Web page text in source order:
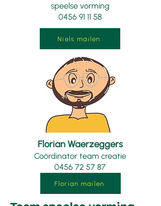
speelse vorming
0456 91 11 58
Niels mailen
Florian Waerzeggers
Coördinator team creatie
0456 72 57 87
Florian mailen